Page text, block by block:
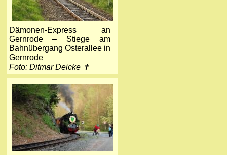
Dämonen-Express an
Gernrode – Stiege am
Bahnübergang Osterallee in
Gernrode
Foto: Ditmar Deicke ✝